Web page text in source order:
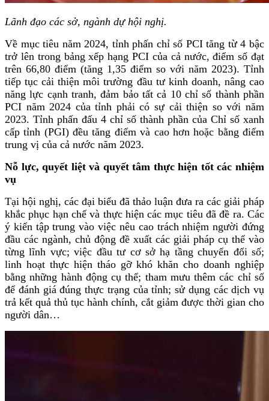
Lãnh đạo các sở, ngành dự hội nghị.
Về mục tiêu năm 2024, tỉnh phấn chỉ số PCI tăng từ 4 bậc
trở lên trong bảng xếp hạng PCI của cả nước, điểm số đạt
trên 66,80 điểm (tăng 1,35 điểm so với năm 2023). Tỉnh
tiếp tục cải thiện môi trường đầu tư kinh doanh, nâng cao
năng lực cạnh tranh, đảm bảo tất cả 10 chỉ số thành phần
PCI năm 2024 của tỉnh phải có sự cải thiện so với năm
2023. Tỉnh phấn đấu 4 chỉ số thành phần của Chỉ số xanh
cấp tỉnh (PGI) đều tăng điểm và cao hơn hoặc bằng điểm
trung vị của cả nước năm 2023.
Nỗ lực, quyết liệt và quyết tâm thực hiện tốt các nhiệm
vụ
Tại hội nghị, các đại biểu đã thảo luận đưa ra các giải pháp
khắc phục hạn chế và thực hiện các mục tiêu đã đề ra. Các
ý kiến tập trung vào việc nêu cao trách nhiệm người đứng
đầu các ngành, chủ động đề xuất các giải pháp cụ thể vào
từng lĩnh vực; việc đầu tư cơ sở hạ tầng chuyển đổi số;
linh hoạt thực hiện tháo gỡ khó khăn cho doanh nghiệp
bằng những hành động cụ thể; tham mưu thêm các chỉ số
để đánh giá đúng thực trạng của tỉnh; sử dụng các dịch vụ
trả kết quả thủ tục hành chính, cắt giảm được thời gian cho
người dân…